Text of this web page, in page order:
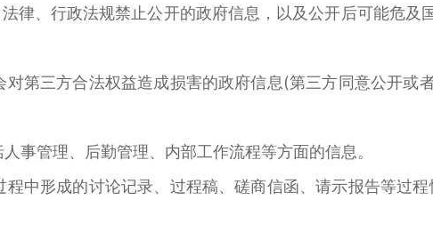
、行政法规禁止公开的政府信息，以及公开后可能危及
三方合法权益造成损害的政府信息(第三方同意公开或
管理、后勤管理、内部工作流程等方面的信息。
形成的讨论记录、过程稿、磋商信函、请示报告等过